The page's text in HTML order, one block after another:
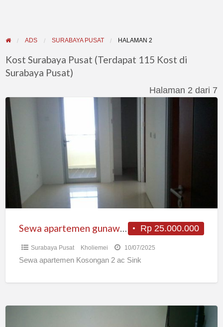
ADS SURABAYA PUSAT HALAMAN 2
Kost Surabaya Pusat (Terdapat 115 Kost di
Surabaya Pusat)
Halaman 2 dari 7
Sewa
apartemen
gunawangsa
tidar
Rp 25.000.000
Sewa apartemen gunawangsa tidar
Surabaya Pusat Kholiemei 10/07/2025
Sewa apartemen Kosongan 2 ac Sink